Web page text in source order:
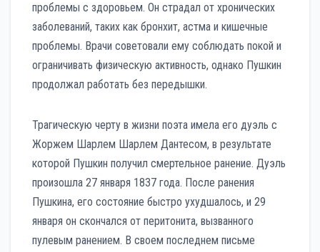
проблемы с здоровьем. Он страдал от хронических
заболеваний, таких как бронхит, астма и кишечные
проблемы. Врачи советовали ему соблюдать покой и
ограничивать физическую активность, однако Пушкин
продолжал работать без передышки.
Трагическую черту в жизни поэта имела его дуэль с
Жоржем Шарлем Шарлем Дантесом, в результате
которой Пушкин получил смертельное ранение. Дуэль
произошла 27 января 1837 года. После ранения
Пушкина, его состояние быстро ухудшалось, и 29
января он скончался от перитонита, вызванного
пулевым ранением. В своем последнем письме